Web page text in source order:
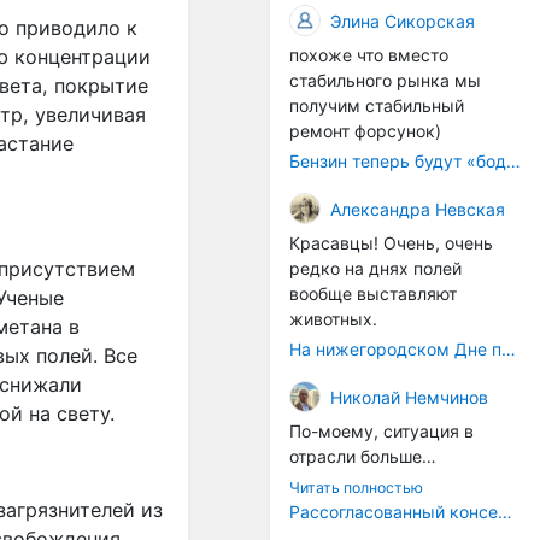
приводило к
концентрации
покрытие
увеличивая
в
полей. Все
на свету.
из
Сегодняшние
гастротуры — это
событийный,
развлекательный формат.
Его цель — показать
туристу "вкусное" место,
развлечь, дать яркие
безусловно, интересно и
правильно, но это внешний
слой.
А хорошо было бы,
например, не просто
восстановить углицкую
колбасу как артефакт, а
вернуть сам
принцип: продукт как
голос места.Многие
старые рецепты
сохранились в архивах, у
потомков мастеров, в
рынке и бизнесе.
происходящих сегодня
процессов, больше
напоминает судорожное
ситуационное затыкание
дыр.
Элина Сикорская
похоже что вместо
стабильного рынка мы
получим стабильный
ремонт форсунок)
Бензин теперь будут «бодяжить» легально: чего ждать водителям?
Александра Невская
Красавцы! Очень, очень
редко на днях полей
вообще выставляют
животных.
На нижегородском Дне поля было очень много животных
Николай Немчинов
По-моему, ситуация в
отрасли больше
напоминает какие-то
судороги, чем
Читать полностью
Рассогласованный консенсус